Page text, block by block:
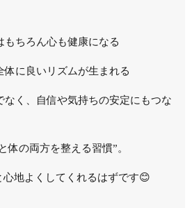
ちろん心も健康になる
に良いリズムが生まれる
く、自信や気持ちの安定にもつな
体の両方を整える習慣”。
地よくしてくれるはずです😊